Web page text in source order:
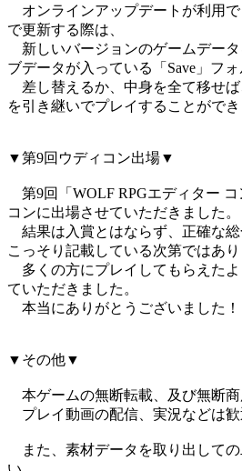
オンラインアップデートが利用
で更新する際は、
新しいバージョンのゲームデー
ブデータが入っている「Save」フ
差し替えるか、中身を全て移せ
を引き継いでプレイすることができ
▼第9回ウディコン出場▼
第9回「WOLF RPGエディター コ
コンに出場させていただきました。
結果は入賞とはならず、正確な
こっそり記載している次第ではあり
多くの方にプレイしてもらえた
ていただきました。
本当にありがとうございました！
▼その他▼
本ゲームの無断転載、及び無断商
プレイ動画の配信、実況などは歓
また、素材データを取り出しての